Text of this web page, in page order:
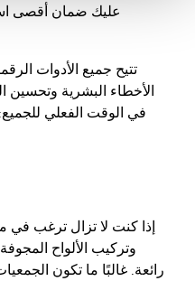
عليك ضمان أقصى
تتيح جميع الأدوات
الأخطاء البشرية وتحسين
في الوقت الفعلي
إذا كنت لا تزال ترغب في
وتركيب الألواح
رائعة. غالبًا ما تكون